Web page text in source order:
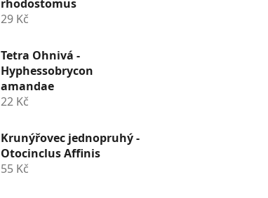
rhodostomus
29 Kč
Tetra Ohnivá -
Hyphessobrycon
amandae
22 Kč
Krunýřovec jednopruhý -
Otocinclus Affinis
55 Kč